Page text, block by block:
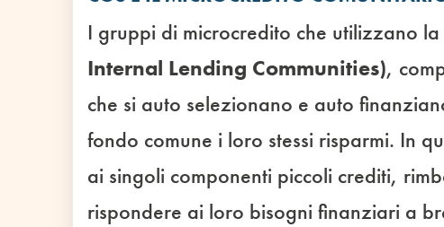
I gruppi di microcredito che utilizzano la
Internal Lending Communities),
che si auto selezionano e auto
fondo comune i loro stessi risparmi. In
ai singoli componenti piccoli crediti,
rispondere ai loro bisogni finanziari a